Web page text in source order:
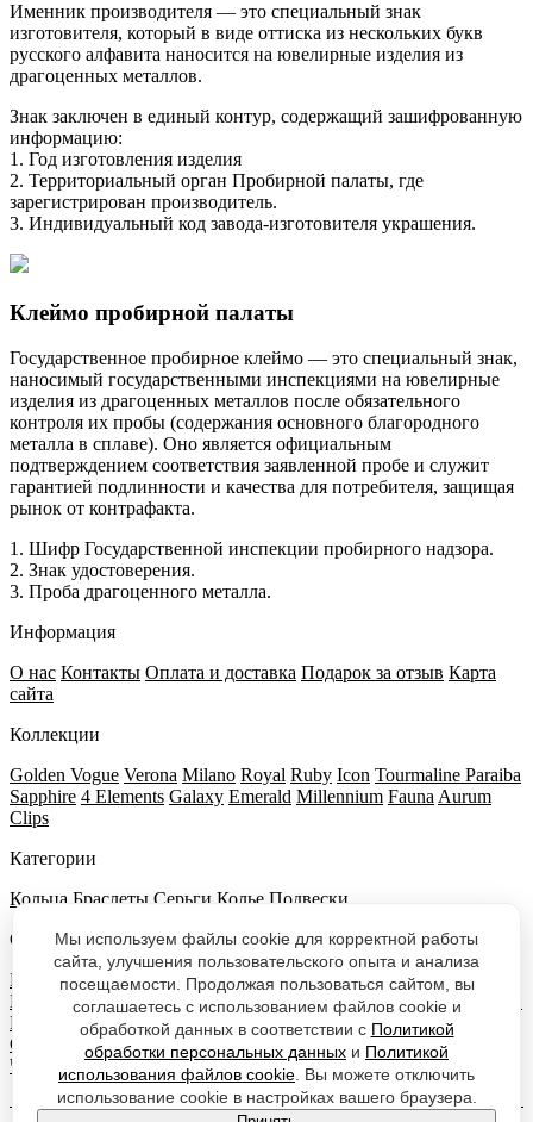
Именник производителя — это специальный знак
изготовителя, который в виде оттиска из нескольких букв
русского алфавита наносится на ювелирные изделия из
драгоценных металлов.
Знак заключен в единый контур, содержащий зашифрованную
информацию:
1. Год изготовления изделия
2. Территориальный орган Пробирной палаты, где
зарегистрирован производитель.
3. Индивидуальный код завода-изготовителя украшения.
Клеймо пробирной палаты
Государственное пробирное клеймо — это специальный знак,
наносимый государственными инспекциями на ювелирные
изделия из драгоценных металлов после обязательного
контроля их пробы (содержания основного благородного
металла в сплаве). Оно является официальным
подтверждением соответствия заявленной пробе и служит
гарантией подлинности и качества для потребителя, защищая
рынок от контрафакта.
1. Шифр Государственной инспекции пробирного надзора.
2. Знак удостоверения.
3. Проба драгоценного металла.
Информация
О нас Контакты Оплата и доставка Подарок за отзыв Карта
сайта
Коллекции
Golden Vogue Verona Milano Royal Ruby Icon Tourmaline Paraiba
Sapphire 4 Elements Galaxy Emerald Millennium FaunaAurum
Clips
Категории
Кольца Браслеты Серьги Колье Подвески
Салоны VOITKO
Москва, Новый Арбат, 32 Москва, аэропорт «Шереметьево»
Москва, аэропорт «Домодедово» Москва, аэропорт «Внуково»
Москва, ТЦ АФИМОЛЛ-Сити Санкт Петербург, Отель Azimut
Сити
Казань Екатеринбург Нижний Новгород Сочи
Челябинск Симферополь Новосибирск Уфа Красноярск
Мы используем файлы cookie для корректной работы
сайта, улучшения пользовательского опыта и анализа
посещаемости. Продолжая пользоваться сайтом, вы
соглашаетесь с использованием файлов cookie и
обработкой данных в соответствии с Политикой
обработки персональных данных и Политикой
использования файлов cookie . Вы можете отключить
использование cookie в настройках вашего браузера.